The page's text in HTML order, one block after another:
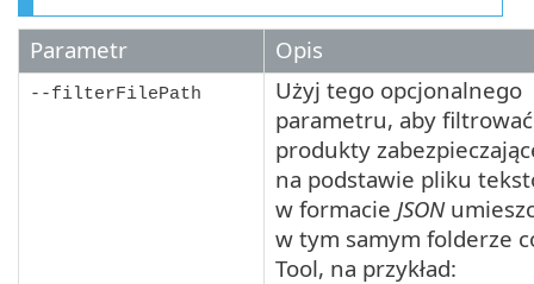
Parametr Opis
--filterFilePath
Użyj tego opcjonalnego
parametru, aby filtrować
produkty
na podstawie pliku
w formacie JSON
w tym samym folderze
Tool, na przykład: